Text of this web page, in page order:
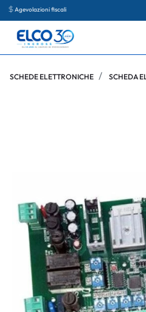
Agevolazioni fiscali
SCHEDE ELETTRONICHE SCHEDA